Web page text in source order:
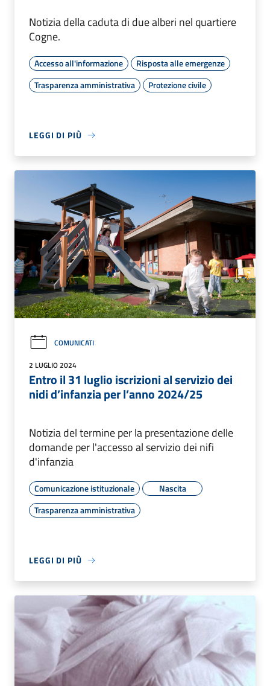
Notizia della caduta di due alberi nel quartiere
Cogne.
Accesso all'informazione
Risposta alle emergenze
Trasparenza amministrativa
Protezione civile
LEGGI DI PIÙ
COMUNICATI
2 LUGLIO 2024
Entro il 31 luglio iscrizioni al servizio dei
nidi d’infanzia per l’anno 2024/25
Notizia del termine per la presentazione delle
domande per l'accesso al servizio dei nifi
d'infanzia
Comunicazione istituzionale
Nascita
Trasparenza amministrativa
LEGGI DI PIÙ